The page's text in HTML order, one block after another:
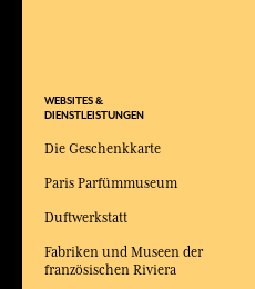
WEBSITES &
DIENSTLEISTUNGEN
Die Geschenkkarte
Paris Parfümmuseum
Duftwerkstatt
Fabriken und Museen der
französischen Riviera